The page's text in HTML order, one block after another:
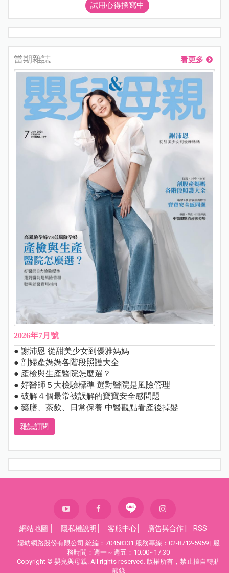
試用心得撰寫中
當期雜誌 看更多
2026年7月號
● 謝沛恩 從甜美少女到優雅媽媽
● 剖婦產媽媽各階段照護大全
● 產檢與生產醫院怎麼選？
● 好醫師５大檢驗標準 選對醫院是風險管理
● 破解４個最常被誤解的寶寶安全感問題
● 藥膳、茶飲、日常保養 中醫觀點看產後掉髮
雜誌訂閱
網站地圖 隱私權說明 客服中心 廣告與合作 RSS
婦幼網路股份有限公司 統編：70458331 服務專線：02-8712-5959 | 服
務時間：週一～週五：10:00~17:30
Copyright © 嬰兒與母親. All rights reserved. 版權所有，禁止擅自轉貼
節錄